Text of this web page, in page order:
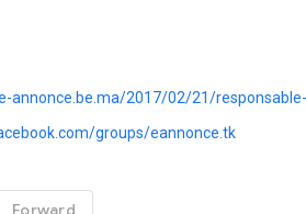
annonce.be.ma/2017/02/21/
groups/eannonce.tk
Forward